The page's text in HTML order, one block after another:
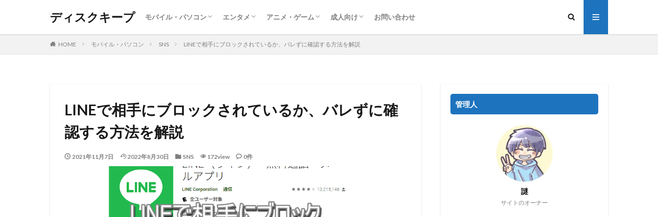
ディスクキープ モバイル・パソコン
Android
Iphone ・Ipad
SNS
レポート
Windows
MAC
DVD・BD
エンタメ
映画
ドラマ
レポート
音楽
動画配信サービス
アニメ・ゲーム
漫画
ゲーム
アニメ
成人向け
アダルト動画ダウンロード
アダルトサイト情報
FANZA
お問い合わせ
HOME モバイル・パソコン SNS LINEで相手にブロックされているか、バレずに確認する方法を解説
LINEで相手にブロックされているか、バレずに確
認する方法を解説
2021年11月7日 2022年8月30日 SNS 172view 0件
管理人
謎
サイトのオーナー